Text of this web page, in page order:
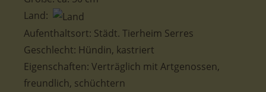
Land:
Aufenthaltsort: Städt. Tierheim Serres
Geschlecht: Hündin, kastriert
Eigenschaften: Verträglich mit Artgenossen,
freundlich, schüchtern